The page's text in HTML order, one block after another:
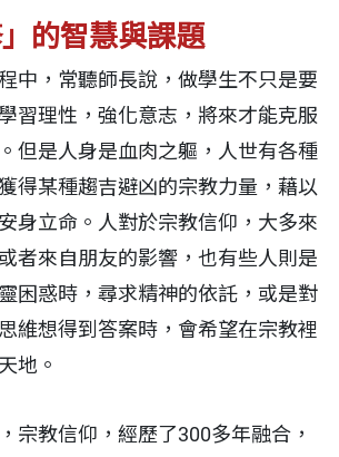
」的智慧與課題
中，常聽師長說，做學生不只是要
習理性，強化意志，將來才能克服
但是人身是血肉之軀，人世有各種
得某種趨吉避凶的宗教力量，藉以
身立命。人對於宗教信仰，大多來
者來自朋友的影響，也有些人則是
困惑時，尋求精神的依託，或是對
維想得到答案時，會希望在宗教裡
地。
宗教信仰，經歷了300多年融合，